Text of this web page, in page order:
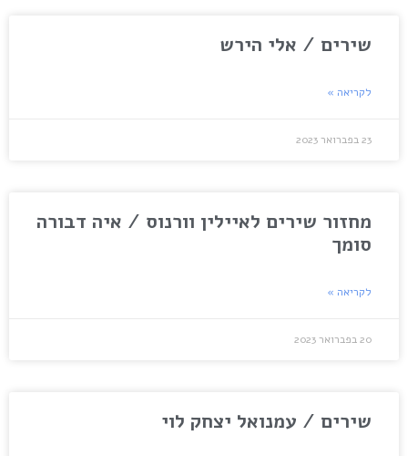
שירים / אלי הירש
לקריאה »
23 בפברואר 2023
מחזור שירים לאיילין וורנוס / איה דבורה
סומך
לקריאה »
20 בפברואר 2023
שירים / עמנואל יצחק לוי